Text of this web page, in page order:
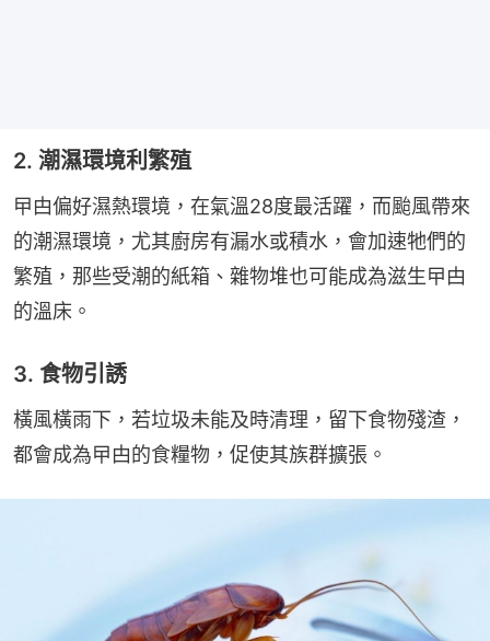
2. 潮濕環境利繁殖
曱甴偏好濕熱環境，在氣溫28度最活躍，而颱風帶來
的潮濕環境，尤其廚房有漏水或積水，會加速牠們的
繁殖，那些受潮的紙箱、雜物堆也可能成為滋生曱甴
的溫床。
3. 食物引誘
橫風橫雨下，若垃圾未能及時清理，留下食物殘渣，
都會成為曱甴的食糧物，促使其族群擴張。